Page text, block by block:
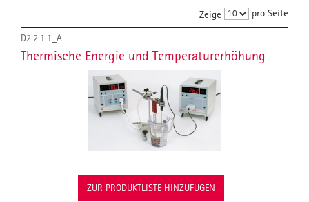
Zeige pro Seite
D2.2.1.1_A
Thermische Energie und Temperaturerhöhung
ZUR PRODUKTLISTE HINZUFÜGEN